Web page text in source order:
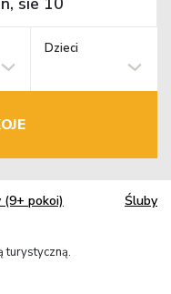
Dzieci
(9+ pokoi) Śluby
turystyczną.